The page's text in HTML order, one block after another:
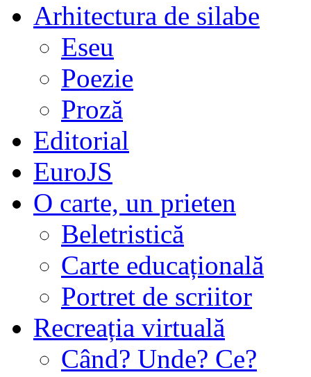
Arhitectura de silabe
Eseu
Poezie
Proză
Editorial
EuroJS
O carte, un prieten
Beletristică
Carte educațională
Portret de scriitor
Recreația virtuală
Când? Unde? Ce?